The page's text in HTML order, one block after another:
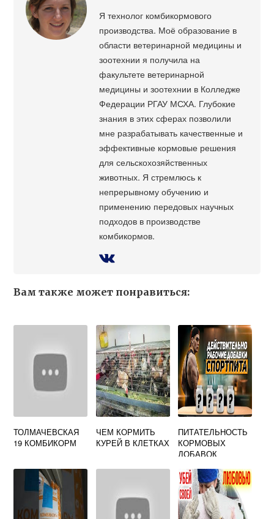
Я технолог комбикормового
производства. Моё образование в
области ветеринарной медицины и
зоотехнии я получила на
факультете ветеринарной
медицины и зоотехнии в Колледже
Федерации РГАУ МСХА. Глубокие
знания в этих сферах позволили
мне разрабатывать качественные и
эффективные кормовые решения
для сельскохозяйственных
животных. Я стремлюсь к
непрерывному обучению и
применению передовых научных
подходов в производстве
комбикормов.
Вам также может понравиться:
ТОЛМАЧЕВСКАЯ
19 КОМБИКОРМ
ЧЕМ КОРМИТЬ
КУРЕЙ В КЛЕТКАХ
ПИТАТЕЛЬНОСТЬ
КОРМОВЫХ
ДОБАВОК